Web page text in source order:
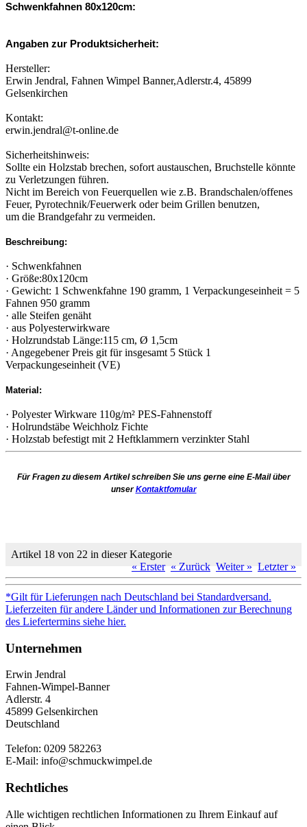
Schwenkfahnen 80x120cm:
Angaben zur Produktsicherheit:
Hersteller:
Erwin Jendral, Fahnen Wimpel Banner,Adlerstr.4, 45899
Gelsenkirchen
Kontakt:
erwin.jendral@t-online.de
Sicherheitshinweis:
Sollte ein Holzstab brechen, sofort austauschen, Bruchstelle könnte
zu Verletzungen führen.
Nicht im Bereich von Feuerquellen wie z.B. Brandschalen/offenes
Feuer, Pyrotechnik/Feuerwerk oder beim Grillen benutzen,
um die Brandgefahr zu vermeiden.
Beschreibung:
· Schwenkfahnen
· Größe:80x120cm
· Gewicht: 1 Schwenkfahne 190 gramm, 1 Verpackungeseinheit = 5
Fahnen 950 gramm
· alle Steifen genäht
· aus Polyesterwirkware
· Holzrundstab Länge:115 cm, Ø 1,5cm
· Angegebener Preis git für insgesamt 5 Stück 1
Verpackungeseinheit (VE)
Material:
· Polyester Wirkware 110g/m² PES-Fahnenstoff
· Holrundstäbe Weichholz Fichte
· Holzstab befestigt mit 2 Heftklammern verzinkter Stahl
Für Fragen zu diesem Artikel schreiben Sie uns gerne eine E-Mail über
unserKontaktfomular
Artikel 18 von 22 in dieser Kategorie
« Erster « Zurück Weiter » Letzter »
*Gilt für Lieferungen nach Deutschland bei Standardversand.
Lieferzeiten für andere Länder und Informationen zur Berechnung
des Liefertermins siehe hier.
Unternehmen
Erwin Jendral
Fahnen-Wimpel-Banner
Adlerstr. 4
45899 Gelsenkirchen
Deutschland
Telefon: 0209 582263
E-Mail: info@schmuckwimpel.de
Rechtliches
Alle wichtigen rechtlichen Informationen zu Ihrem Einkauf auf